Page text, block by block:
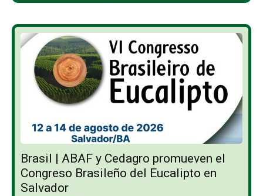
Brasil | ABAF y Cedagro promueven el
Congreso Brasileño del Eucalipto en
Salvador